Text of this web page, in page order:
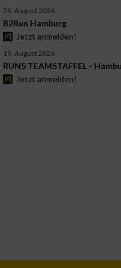
25. August 2026
B2Run Hamburg
Jetzt anmelden!
19. August 2026
RUN5 TEAMSTAFFEL -
Jetzt anmelden!